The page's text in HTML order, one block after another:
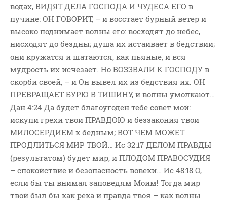
РУБРИКИ
Аудио
Беседы По Бытие
Заметки
Изображения
Информация
История-Свидетельство
Книга "Второе Пришествие
Христа"
Книги
Мини-Проповеди
Музыка-Видео
Новости
водах, ВИДЯТ ДЕЛА ГОСПОДА И ЧУДЕСА ЕГО в
пучине: ОН ГОВОРИТ, – и восстает бурный ветер и
высоко поднимает волны его: восходят до небес,
нисходят до бездны; душа их истаивает в бедствии;
они кружатся и шатаются, как пьяные, и вся
мудрость их исчезает. Но ВОЗЗВАЛИ К ГОСПОДУ в
скорби своей, – и Он вывел их из бедствия их. ОН
ПРЕВРАЩАЕТ БУРЮ В ТИШИНУ, и волны умолкают…
Дан 4:24 Да будет благоугоден тебе совет мой:
искупи грехи твои ПРАВДОЮ и беззакония твои
МИЛОСЕРДИЕМ к бедным; ВОТ ЧЕМ МОЖЕТ
ПРОДЛИТЬСЯ МИР ТВОЙ… Ис 32:17 ДЕЛОМ ПРАВДЫ
(результатом) будет мир, и ПЛОДОМ ПРАВОСУДИЯ
– спокойствие и безопасность вовеки… Ис 48:18 О,
если бы ты внимал заповедям Моим! Тогда мир
твой был бы как река и правда твоя – как волны